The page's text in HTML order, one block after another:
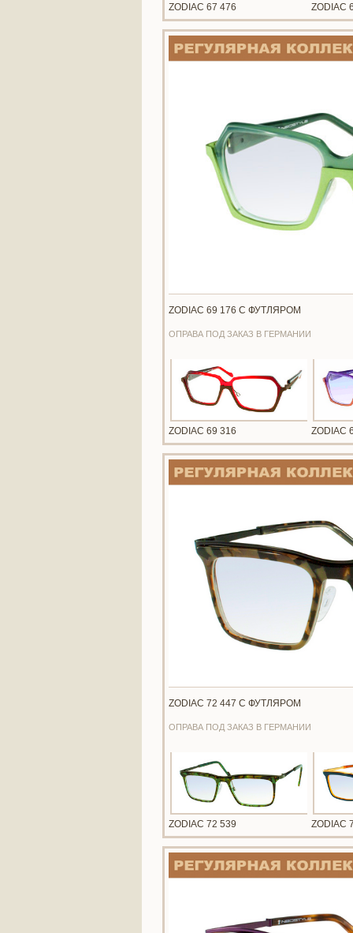
ZODIAC 67 476 ZODIAC
ZODIAC 69 176 С ФУТЛЯРОМ
ОПРАВА ПОД ЗАКАЗ В ГЕРМАНИИ
ZODIAC 69 316 ZODIAC
ZODIAC 72 447 С ФУТЛЯРОМ
ОПРАВА ПОД ЗАКАЗ В ГЕРМАНИИ
ZODIAC 72 539 ZODIAC